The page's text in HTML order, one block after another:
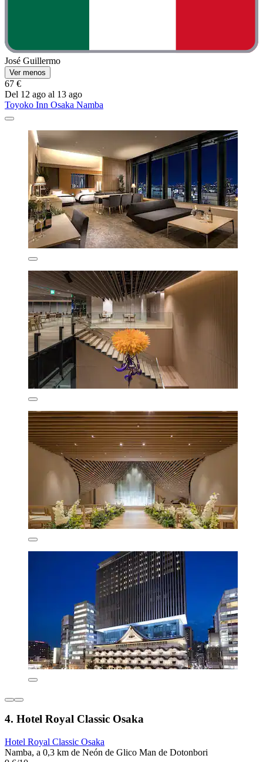
José Guillermo
Ver menos
67 €
Del 12 ago al 13 ago
Toyoko Inn Osaka Namba
4. Hotel Royal Classic Osaka
Hotel Royal Classic Osaka
Namba, a 0,3 km de Neón de Glico Man de Dotonbori